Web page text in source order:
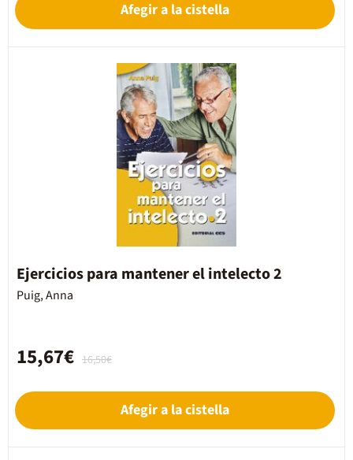
Afegir a la cistella
Ejercicios para mantener el intelecto 2
Puig, Anna
16,50€
15,67€
Afegir a la cistella